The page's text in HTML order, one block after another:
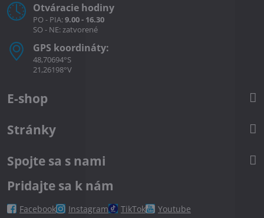
Otváracie hodiny
PO - PIA:9.00 - 16.30
SO - NE: zatvorené
GPS koordináty:
48,70694°S
21,26198°V
E-shop
Stránky
Spojte sa s nami
Pridajte sa k nám
Facebook Instagram TikTok Youtube